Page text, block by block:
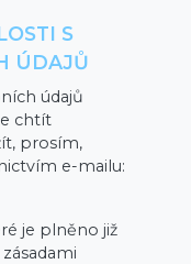
S
ÚDAJŮ
údajů
chtít
prosím,
e-mailu:
je plněno již